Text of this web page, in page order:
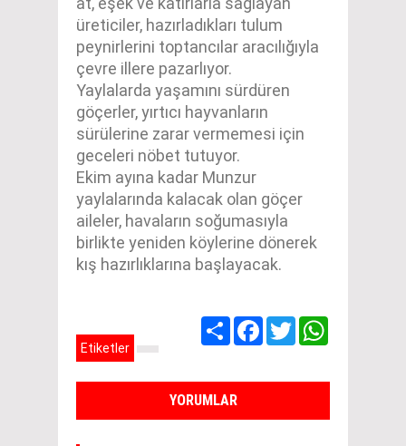
üreticiler, hazırladıkları tulum
peynirlerini toptancılar aracılığıyla
çevre illere pazarlıyor.
Yaylalarda yaşamını sürdüren
göçerler, yırtıcı hayvanların
sürülerine zarar vermemesi için
geceleri nöbet tutuyor.
Ekim ayına kadar Munzur
yaylalarında kalacak olan göçer
aileler, havaların soğumasıyla
birlikte yeniden köylerine dönerek
kış hazırlıklarına başlayacak.
Share Facebook
Twitter
Etiketler
YORUMLAR